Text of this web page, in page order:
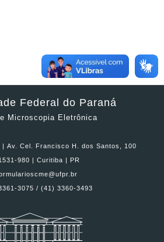
Federal do Paraná
Microscopia Eletrônica
| Av. Cel. Francisco H. dos Santos, 100
980 | Curitiba | PR
3075 / (41) 3360-3493